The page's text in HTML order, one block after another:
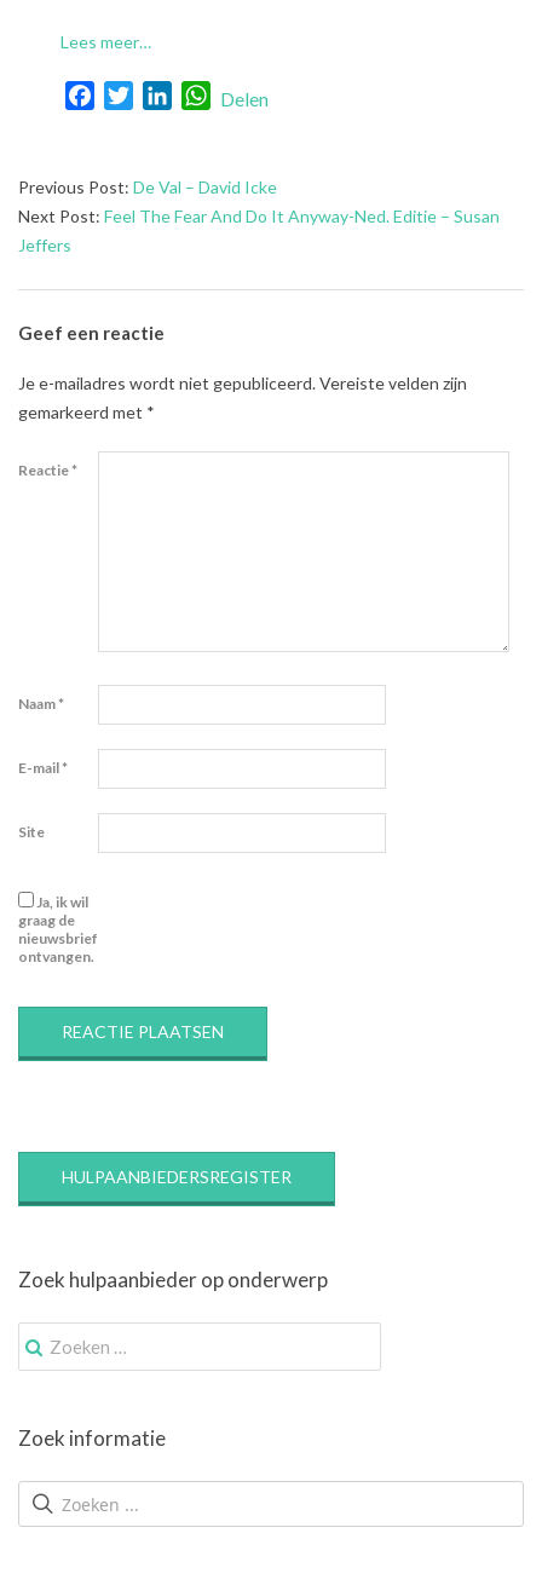
Lees meer…
FacebookTwitterLinkedInWhatsApp
Delen
2022-
08-
09
Previous Post: De Val – David Icke
Next Post: Feel The Fear And Do It Anyway-Ned. Editie – Susan
Jeffers
Geef een reactie
Je e-mailadres wordt niet gepubliceerd.Vereiste velden zijn
gemarkeerd met *
Reactie*
Naam*
E-mail*
Site
Ja, ik wil
graag de
nieuwsbrief
ontvangen.
HULPAANBIEDERSREGISTER
Zoek hulpaanbieder op onderwerp
Zoek
naar:
Zoek informatie